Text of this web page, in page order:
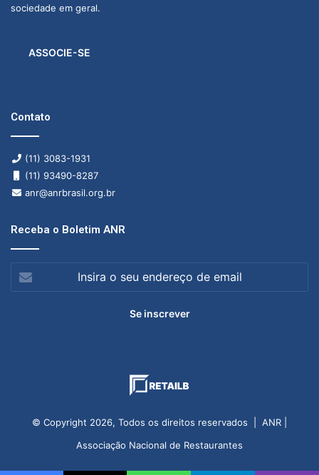
sociedade em geral.
ASSOCIE-SE
Contato
(11) 3083-1931
(11) 93490-8287
anr@anrbrasil.org.br
Receba o Boletim ANR
© Copyright 2026, Todos os direitos reservados | ANR |
Associação Nacional de Restaurantes